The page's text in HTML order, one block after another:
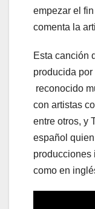
empezar el
comenta la
Esta canción
producida por
reconocido
con artistas
entre otros, y
español
producciones
como en